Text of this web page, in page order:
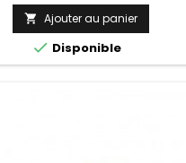
 Ajouter au panier
 Disponible